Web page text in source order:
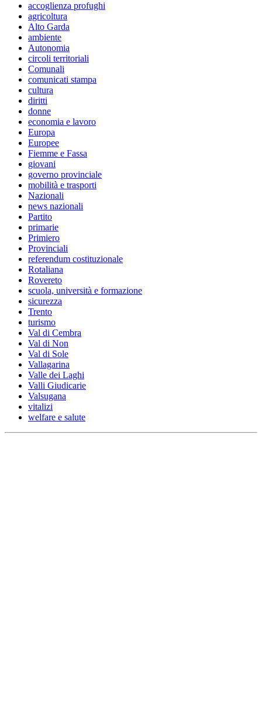
accoglienza profughi
agricoltura
Alto Garda
ambiente
Autonomia
circoli territoriali
Comunali
comunicati stampa
cultura
diritti
donne
economia e lavoro
Europa
Europee
Fiemme e Fassa
giovani
governo provinciale
mobilità e trasporti
Nazionali
news nazionali
Partito
primarie
Primiero
Provinciali
referendum costituzionale
Rotaliana
Rovereto
scuola, università e formazione
sicurezza
Trento
turismo
Val di Cembra
Val di Non
Val di Sole
Vallagarina
Valle dei Laghi
Valli Giudicarie
Valsugana
vitalizi
welfare e salute